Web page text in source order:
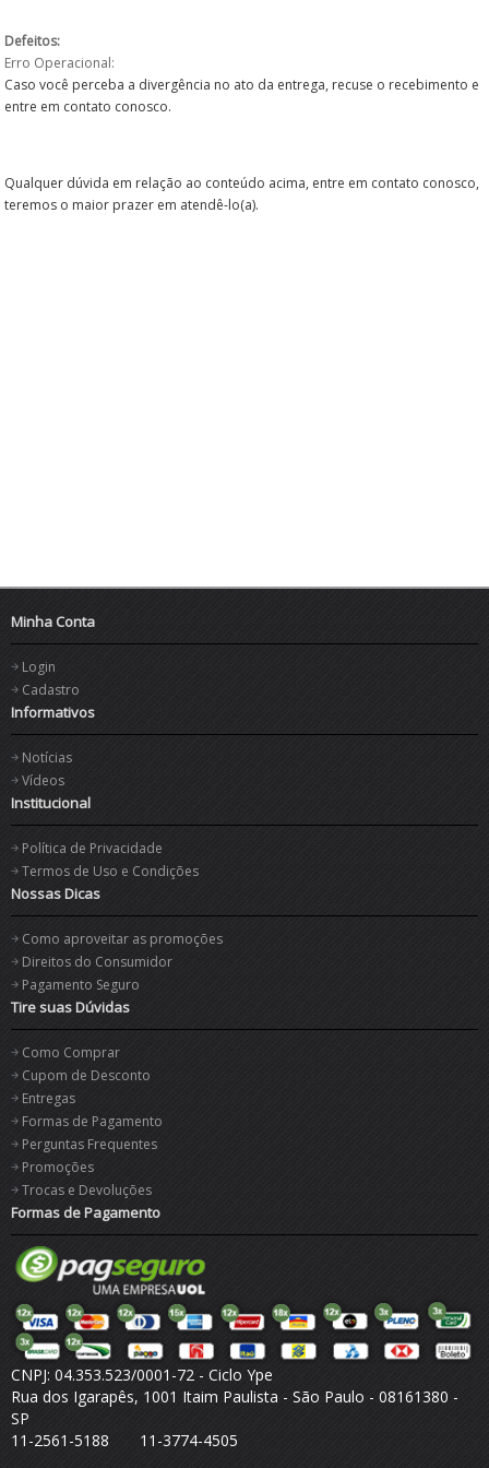
CADASTRE-SE
ATENDIMENTO
Componentes Moto
Componentes Skate
TRICICLO
Defeitos:
Erro Operacional:
Caso você perceba a divergência no ato da entrega, recuse o recebimento e
entre em contato conosco.
Qualquer dúvida em relação ao conteúdo acima, entre em contato conosco,
teremos o maior prazer em atendê-lo(a).
Minha Conta
Login
Cadastro
Informativos
Notícias
Vídeos
Institucional
Política de Privacidade
Termos de Uso e Condições
Nossas Dicas
Como aproveitar as promoções
Direitos do Consumidor
Pagamento Seguro
Tire suas Dúvidas
Como Comprar
Cupom de Desconto
Entregas
Formas de Pagamento
Perguntas Frequentes
Promoções
Trocas e Devoluções
Formas de Pagamento
CNPJ: 04.353.523/0001-72 - Ciclo Ype
Rua dos Igarapês, 1001 Itaim Paulista - São Paulo - 08161380 -
SP
11-2561-5188 11-3774-4505